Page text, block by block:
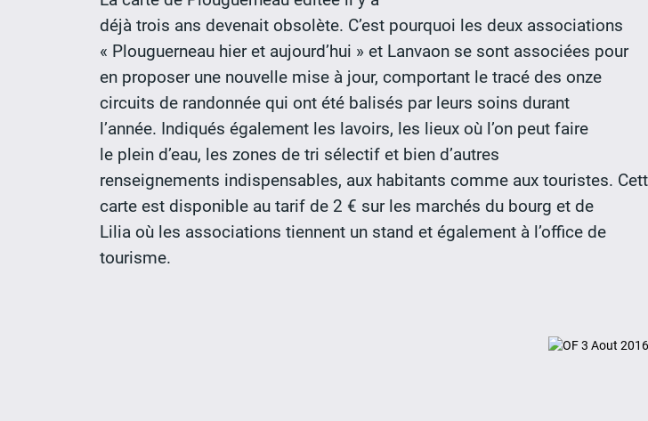
déjà trois ans devenait obsolète. C’est pourquoi les deux associations
« Plouguerneau hier et aujourd’hui » et Lanvaon se sont associées pour
en proposer une nouvelle mise à jour, comportant le tracé des onze
circuits de randonnée qui ont été balisés par leurs soins durant
l’année. Indiqués également les lavoirs, les lieux où l’on peut faire
le plein d’eau, les zones de tri sélectif et bien d’autres
renseignements indispensables, aux habitants comme aux touristes.
carte est disponible au tarif de 2 € sur les marchés du bourg et de
Lilia où les associations tiennent un stand et également à l’office de
tourisme.